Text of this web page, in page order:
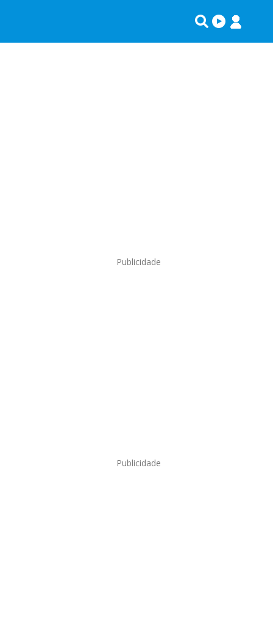
Publicidade
Publicidade